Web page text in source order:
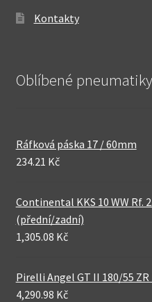
Kontakty
Oblíbené pneumatiky
Ráfková páska 17 / 60mm
234.21 Kč
Continental KKS 10 WW Rf.
(přední/zadní)
1,305.08 Kč
Pirelli Angel GT II 180/55 ZR
4,290.98 Kč